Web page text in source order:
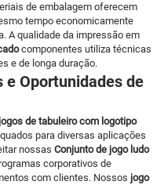
de embalagem oferecem
tempo economicamente
A qualidade da impressão em
componentes utiliza técnicas
e de longa duração.
Oportunidades de
de tabuleiro com logotipo
para diversas aplicações
nossas Conjunto de jogo ludo
corporativos de
com clientes. Nossos jogo